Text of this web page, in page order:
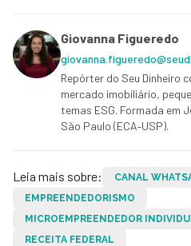
Giovanna Figueredo
Repórter do Seu Dinheiro
mercado imobiliário,
temas ESG. Formada em
São Paulo (ECA‑USP).
Leia mais sobre:
CANAL
EMPREENDEDORISMO
MICROEMPREENDEDOR
RECEITA FEDERAL